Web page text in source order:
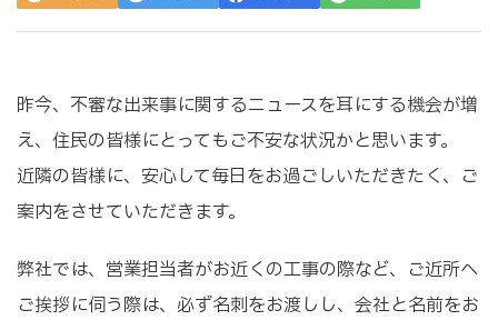
昨今、不審な出来事に関するニュースを耳にする機会が増
え、住民の皆様にとってもご不安な状況かと思います。
近隣の皆様に、安心して毎日をお過ごしいただきたく、ご
案内をさせていただきます。
弊社では、営業担当者がお近くの工事の際など、ご近所へ
ご挨拶に伺う際は、必ず名刺をお渡しし、会社と名前をお